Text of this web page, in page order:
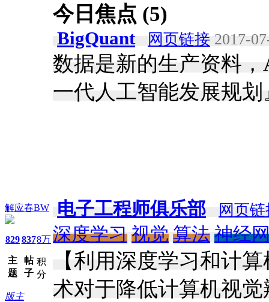
解应春BW
829
主
题
837
帖
子
8万
积
分
版主
今日焦点 (5)
BigQuant 网页链接 2017-
数据是新的生产资料
一代人工智能发展规划
电子工程师俱乐部 网页
深度学习 视觉 算法 神经
【利用深度学习和计
术对于降低计算机视